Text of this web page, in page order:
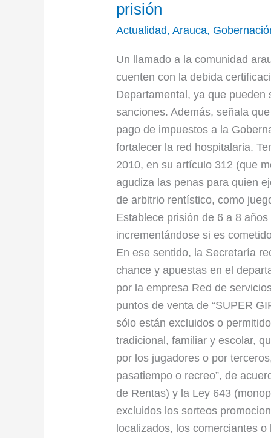
prisión
Actualidad,Arauca,
Un llamado a la comunidad
cuenten con la debida
Departamental, ya que
sanciones. Además, señala
pago de impuestos a la
fortalecer la red hospitalaria.
2010, en su artículo 312 (que
agudiza las penas para quien
de arbitrio rentístico, como
Establece prisión de 6 a 8
incrementándose si es
En ese sentido, la Secretaría
chance y apuestas en el
por la empresa Red de
puntos de venta de “SUPER
sólo están excluidos o
tradicional, familiar y escolar,
por los jugadores o por
pasatiempo o recreo”, de
de Rentas) y la Ley 643
excluidos los sorteos
localizados, los comerciantes